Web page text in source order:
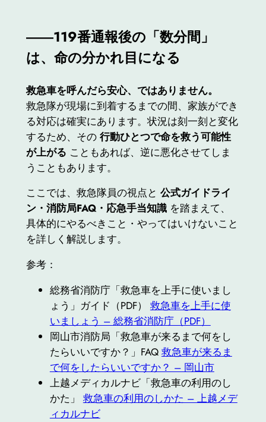
――119番通報後の「数分間」
は、命の分かれ目になる
救急車を呼んだら安心、ではありません。
救急隊が現場に到着するまでの間、家族ができ
る対応は確実にあります。状況は刻一刻と変化
するため、その 行動ひとつで命を救う可能性
が上がる こともあれば、逆に悪化させてしま
うこともあります。
ここでは、救急隊員の視点と 公式ガイドライ
ン・消防局FAQ・応急手当知識を踏まえて、
具体的にやるべきこと・やってはいけないこと
を詳しく解説します。
参考：
総務省消防庁「救急車を上手に使いまし
ょう」ガイド（PDF） 救急車を上手に使
いましょう – 総務省消防庁（PDF）
岡山市消防局「救急車が来るまで何をし
たらいいですか？」FAQ 救急車が来るま
で何をしたらいいですか？ – 岡山市
上越メディカルナビ「救急車の利用のし
かた」 救急車の利用のしかた – 上越メデ
ィカルナビ